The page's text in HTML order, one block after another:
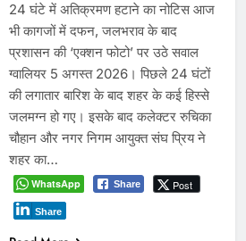
24 घंटे में अतिक्रमण हटाने का नोटिस आज
भी कागजों में दफन, जलभराव के बाद
प्रशासन की ‘एक्शन फोटो’ पर उठे सवाल
ग्वालियर 5 अगस्त 2026। पिछले 24 घंटों
की लगातार बारिश के बाद शहर के कई हिस्से
जलमग्न हो गए। इसके बाद कलेक्टर रुचिका
चौहान और नगर निगम आयुक्त संघ प्रिय ने
शहर का…
WhatsApp Share Post
Share